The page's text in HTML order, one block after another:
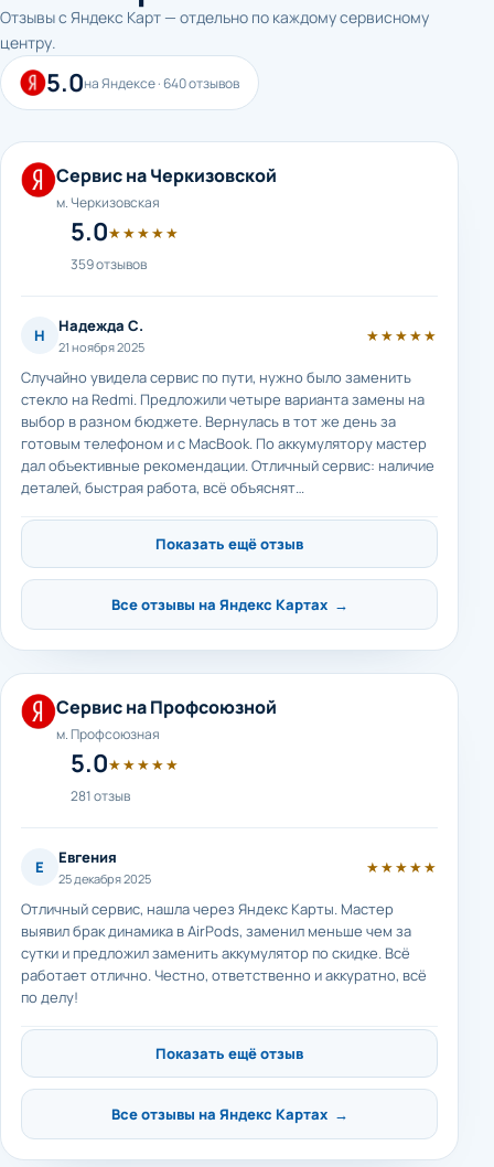
Отзывы с Яндекс Карт — отдельно по каждому сервисному
центру.
5.0на Яндексе · 640 отзывов
Сервис на Черкизовской
м. Черкизовская
5.0★★★★★
359 отзывов
Н Надежда С.
21 ноября 2025
★★★★★
Случайно увидела сервис по пути, нужно было заменить
стекло на Redmi. Предложили четыре варианта замены на
выбор в разном бюджете. Вернулась в тот же день за
готовым телефоном и с MacBook. По аккумулятору мастер
дал объективные рекомендации. Отличный сервис: наличие
деталей, быстрая работа, всё объяснят…
Показать ещё отзыв
Все отзывы на Яндекс Картах →
Сервис на Профсоюзной
м. Профсоюзная
5.0★★★★★
281 отзыв
Е Евгения
25 декабря 2025
★★★★★
Отличный сервис, нашла через Яндекс Карты. Мастер
выявил брак динамика в AirPods, заменил меньше чем за
сутки и предложил заменить аккумулятор по скидке. Всё
работает отлично. Честно, ответственно и аккуратно, всё
по делу!
Показать ещё отзыв
Все отзывы на Яндекс Картах →